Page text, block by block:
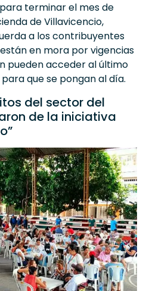
terminar el mes de
de Villavicencio,
a los contribuyentes
en mora por vigencias
pueden acceder al último
que se pongan al día.
del sector del
de la iniciativa